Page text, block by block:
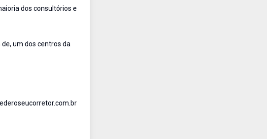
dos consultórios e
um dos centros da